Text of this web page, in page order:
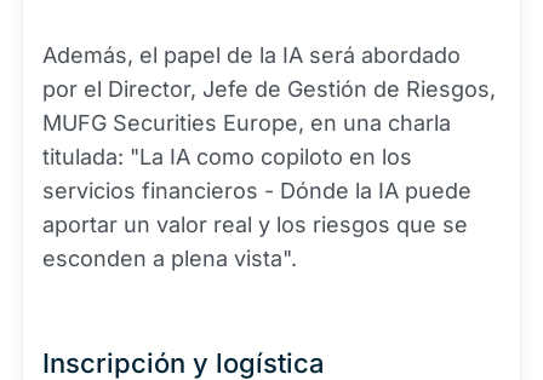
Además, el papel de la IA será abordado
por el Director, Jefe de Gestión de Riesgos,
MUFG Securities Europe, en una charla
titulada: "La IA como copiloto en los
servicios financieros - Dónde la IA puede
aportar un valor real y los riesgos que se
esconden a plena vista".
Inscripción y logística